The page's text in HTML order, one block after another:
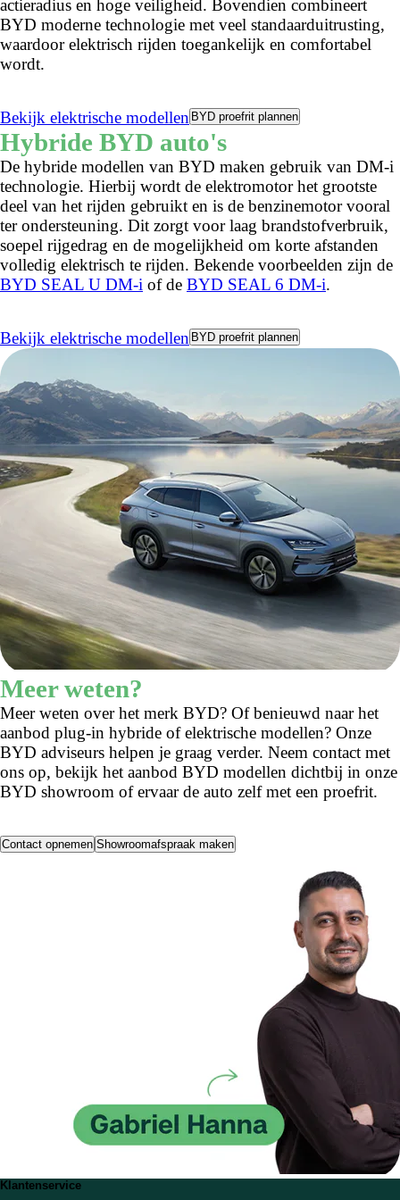
actieradius en hoge veiligheid. Bovendien combineert
BYD moderne technologie met veel standaarduitrusting,
waardoor elektrisch rijden toegankelijk en comfortabel
wordt.
Bekijk elektrische modellen BYD proefrit plannen
Hybride BYD auto's
De hybride modellen van BYD maken gebruik van DM-i
technologie. Hierbij wordt de elektromotor het grootste
deel van het rijden gebruikt en is de benzinemotor vooral
ter ondersteuning. Dit zorgt voor laag brandstofverbruik,
soepel rijgedrag en de mogelijkheid om korte afstanden
volledig elektrisch te rijden. Bekende voorbeelden zijn de
BYD SEAL U DM-i of de BYD SEAL 6 DM-i.
Bekijk elektrische modellen BYD proefrit plannen
Meer weten?
Meer weten over het merk BYD? Of benieuwd naar het
aanbod plug-in hybride of elektrische modellen? Onze
BYD adviseurs helpen je graag verder. Neem contact met
ons op, bekijk het aanbod BYD modellen dichtbij in onze
BYD showroom of ervaar de auto zelf met een proefrit.
Contact opnemen Showroomafspraak maken
Klantenservice